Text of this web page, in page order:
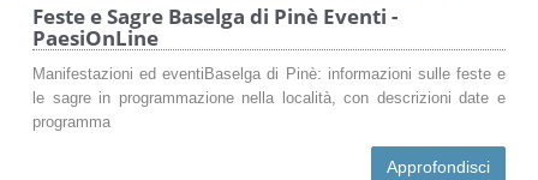
Feste e Sagre Baselga di Pinè Eventi -
PaesiOnLine
Manifestazioni ed eventiBaselga di Pinè: informazioni sulle feste e
le sagre in programmazione nella località, con descrizioni date e
programma
Approfondisci